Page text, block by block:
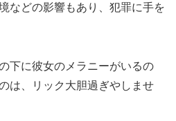
などの影響もあり、犯罪に手を
下に彼女のメラニーがいるの
は、リック大胆過ぎやしませ